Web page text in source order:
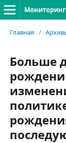
Главная /
Больше